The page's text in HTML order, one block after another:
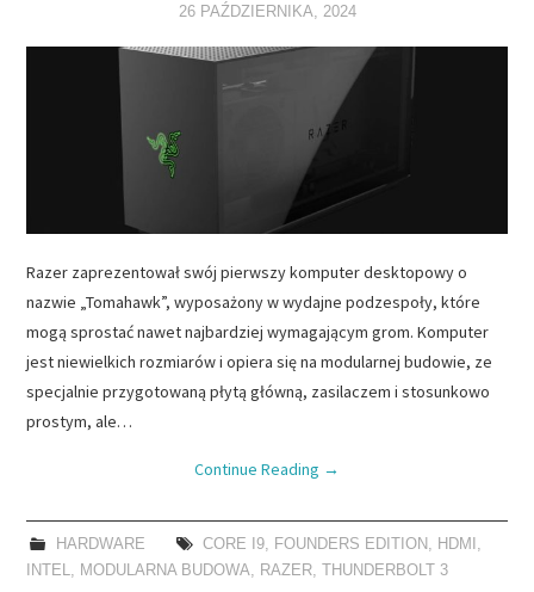
OPROGRAMOWANIE26 PAŹDZIERNIKA, 2024
Razer zaprezentował swój pierwszy komputer desktopowy o
nazwie „Tomahawk”, wyposażony w wydajne podzespoły, które
mogą sprostać nawet najbardziej wymagającym grom. Komputer
jest niewielkich rozmiarów i opiera się na modularnej budowie, ze
specjalnie przygotowaną płytą główną, zasilaczem i stosunkowo
prostym, ale…
Continue Reading →
HARDWARE CORE I9, FOUNDERS EDITION , HDMI ,
INTEL, MODULARNA BUDOWA, RAZER, THUNDERBOLT 3